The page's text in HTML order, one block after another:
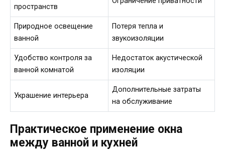
пространств
Природное освещение
ванной
Потеря тепла и
звукоизоляции
Удобство контроля за
ванной комнатой
Недостаток акустической
изоляции
Украшение интерьера
Дополнительные затраты
на обслуживание
Практическое применение окна
между ванной и кухней